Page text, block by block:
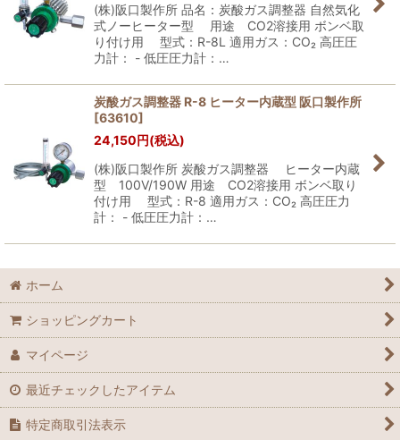
(株)阪口製作所 品名：炭酸ガス調整器 自然気化
式ノーヒーター型 用途 CO2溶接用 ボンベ取
り付け用 型式：R-8L 適用ガス：CO₂ 高圧圧
力計： - 低圧圧力計：…
炭酸ガス調整器 R-8 ヒーター内蔵型 阪口製作所
[63610]
24,150円(税込)
(株)阪口製作所 炭酸ガス調整器 ヒーター内蔵
型 100V/190W 用途 CO2溶接用 ボンベ取り
付け用 型式：R-8 適用ガス：CO₂ 高圧圧力
計： - 低圧圧力計：…
ホーム
ショッピングカート
マイページ
最近チェックしたアイテム
特定商取引法表示